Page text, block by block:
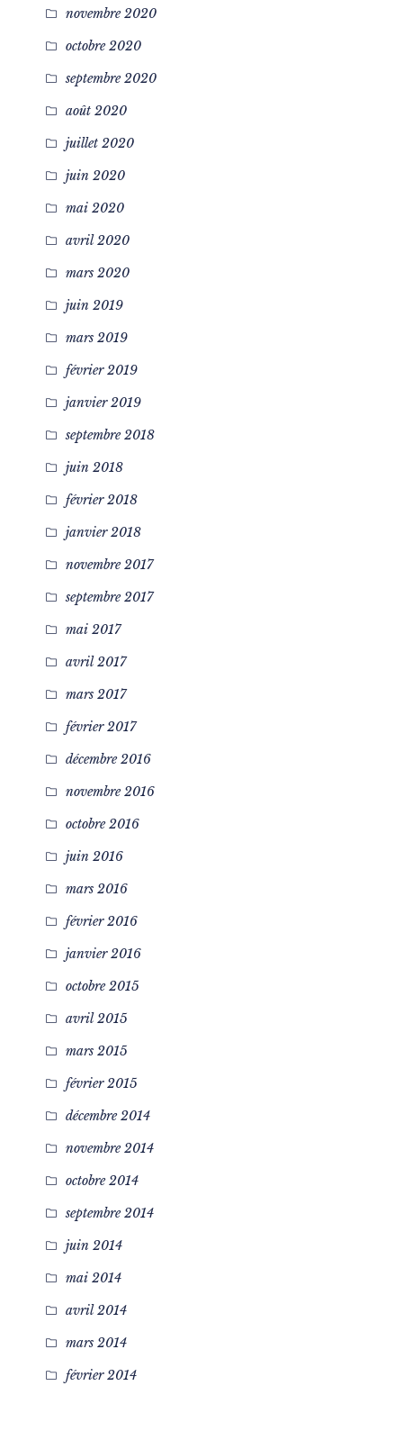
novembre 2020
octobre 2020
septembre 2020
août 2020
juillet 2020
juin 2020
mai 2020
avril 2020
mars 2020
juin 2019
mars 2019
février 2019
janvier 2019
septembre 2018
juin 2018
février 2018
janvier 2018
novembre 2017
septembre 2017
mai 2017
avril 2017
mars 2017
février 2017
décembre 2016
novembre 2016
octobre 2016
juin 2016
mars 2016
février 2016
janvier 2016
octobre 2015
avril 2015
mars 2015
février 2015
décembre 2014
novembre 2014
octobre 2014
septembre 2014
juin 2014
mai 2014
avril 2014
mars 2014
février 2014